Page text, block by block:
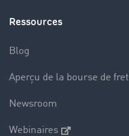
Ressources
Blog
Aperçu de la bourse de fret
Newsroom
Webinaires